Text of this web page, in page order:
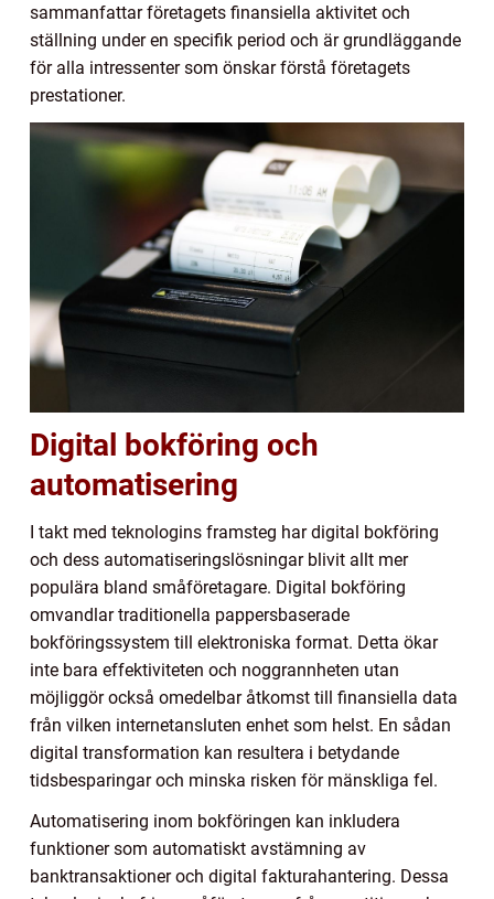
sammanfattar företagets finansiella aktivitet och
ställning under en specifik period och är grundläggande
för alla intressenter som önskar förstå företagets
prestationer.
Digital bokföring och
automatisering
I takt med teknologins framsteg har digital bokföring
och dess automatiseringslösningar blivit allt mer
populära bland småföretagare. Digital bokföring
omvandlar traditionella pappersbaserade
bokföringssystem till elektroniska format. Detta ökar
inte bara effektiviteten och noggrannheten utan
möjliggör också omedelbar åtkomst till finansiella data
från vilken internetansluten enhet som helst. En sådan
digital transformation kan resultera i betydande
tidsbesparingar och minska risken för mänskliga fel.
Automatisering inom bokföringen kan inkludera
funktioner som automatiskt avstämning av
banktransaktioner och digital fakturahantering. Dessa